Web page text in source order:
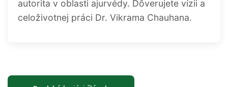
autorita v oblasti ajurvédy. Dôverujete vízii a
celoživotnej práci Dr. Vikrama Chauhana.